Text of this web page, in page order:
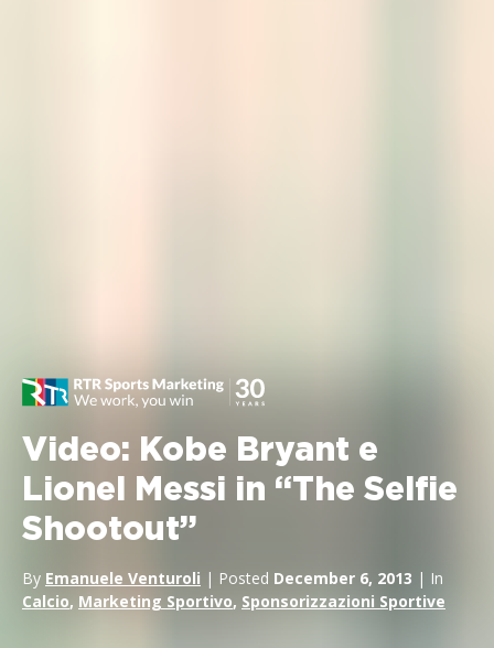
Video: Kobe Bryant e
Lionel Messi in “The Selfie
Shootout”
By Emanuele Venturoli | Posted December 6, 2013 | In
Calcio, Marketing Sportivo, Sponsorizzazioni Sportive